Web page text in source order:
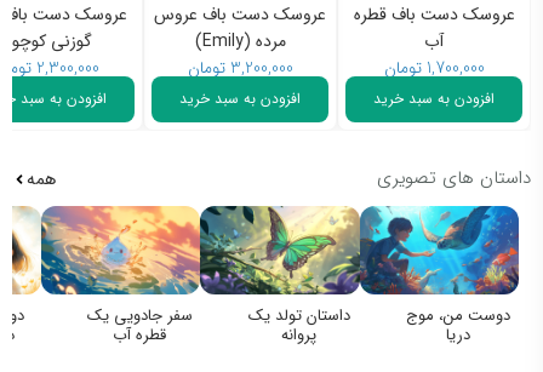
عروسک دست باف قطره
آب
1,700,000تومان
افزودن به سبد خرید
عروسک دست باف عروس
مرده (Emily)
3,200,000تومان
افزودن به سبد خرید
عروسک دست باف
گوزنی کوچولو
2,300,000تومان
افزودن به سبد
داستان های تصویری همه
دوست من، موج
دریا
داستان تولد یک
پروانه
سفر جادویی یک
قطره آب